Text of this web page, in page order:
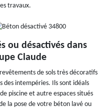
travaux.
ou désactivés dans
Claude
de sols très décoratifs
intempéries. Ils sont idéals
piscine et autre espaces situés
la pose de votre béton lavé ou